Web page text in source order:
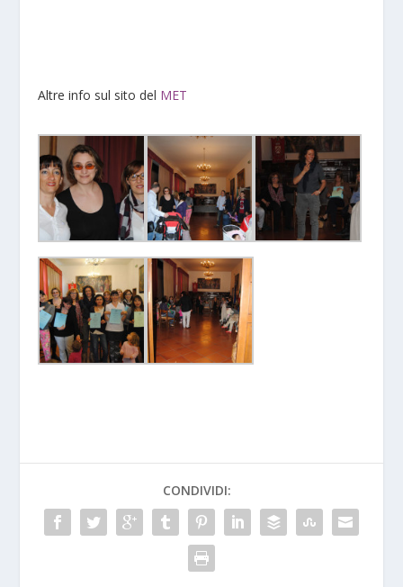
Altre info sul sito del MET
CONDIVIDI: